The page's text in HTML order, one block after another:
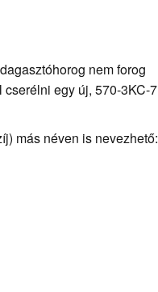
nem forog
egy új, 570-3KC-7
más néven is nevezhető: